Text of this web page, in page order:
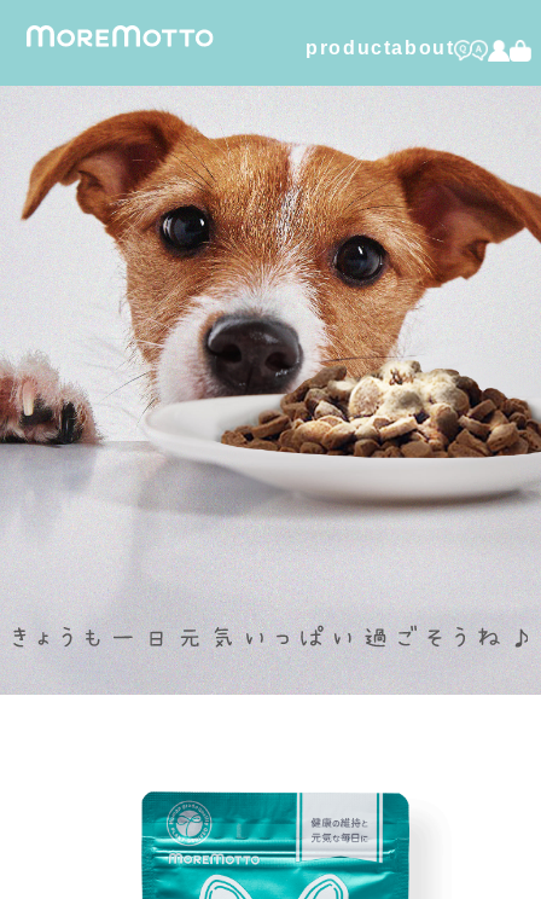
productabout
humuskin water
foamy dry shampoo
furico
dental care gel
organic cotton